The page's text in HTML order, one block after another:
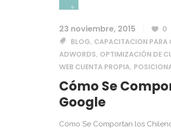
23 noviembre, 2015 0
BLOG, CAPACITACION PARA
ADWORDS, OPTIMIZACIÓN DE
WEB CUENTA PROPIA,
Cómo Se
Google
Cómo Se Comportan los